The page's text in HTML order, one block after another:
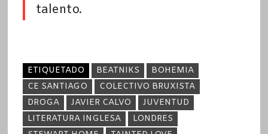
talento.
ETIQUETADO BEATNIKS
BOHEMIA
CE SANTIAGO
COLECTIVO BRUXISTA
DROGA
JAVIER CALVO
JUVENTUD
LITERATURA INGLESA
LONDRES